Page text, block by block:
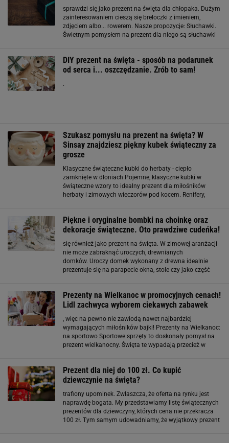
sprawdzi się jako prezent na święta dla chłopaka. Dużym
zainteresowaniem cieszą się breloczki z imieniem,
zdjęciem albo... rowerem. Nasze propozycje: Słuchawki.
Świetnym pomysłem na prezent dla niego są słuchawki
DIY prezent na święta - sposób na podarunek
od serca i... oszczędzanie. Zrób to sam!
.
Szukasz pomysłu na prezent na święta? W
Sinsay znajdziesz piękny kubek świąteczny za
grosze
Klasyczne świąteczne kubki do herbaty - ciepło
zamknięte w dłoniach Pojemne, klasyczne kubki w
świąteczne wzory to idealny prezent dla miłośników
herbaty i zimowych wieczorów pod kocem. Renifery,
Piękne i oryginalne bombki na choinkę oraz
dekoracje świąteczne. Oto prawdziwe cudeńka!
się również jako prezent na święta. W zimowej aranżacji
nie może zabraknąć uroczych, drewnianych
domków. Uroczy domek wykonany z drewna idealnie
prezentuje się na parapecie okna, stole czy jako część
miasteczko. Wianki
Prezenty na Wielkanoc w promocyjnych cenach!
Lidl zachwyca wyborem ciekawych zabawek
, więc na pewno nie zawiodą nawet najbardziej
wymagających miłośników bajki! Prezenty na Wielkanoc:
na sportowo Sportowe sprzęty to doskonały pomysł na
prezent wielkanocny. Święta te wypadają przecież w
Prezent dla niej do 100 zł. Co kupić
dziewczynie na święta?
trafiony upominek. Zwłaszcza, że oferta na rynku jest
naprawdę bogata. My przedstawiamy listę świątecznych
prezentów dla dziewczyny, których cena nie przekracza
100 zł. Tym samym udowadniamy, że wyjątkowy prezent